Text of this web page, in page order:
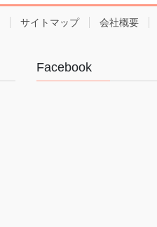
サイトマップ 会社概要
Facebook